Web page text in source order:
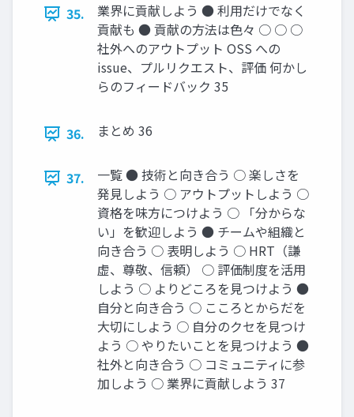
35.
業界に貢献しよう ● 利用だけでなく
貢献も ● 貢献の方法は色々 ○ ○ ○
社外へのアウトプット OSS への
issue、プルリクエスト、評価 何かし
らのフィードバック 35
36. まとめ 36
37.
一覧 ● 技術と向き合う ○ 楽しさを
発見しよう ○ アウトプットしよう ○
資格を味方につけよう ○ 「分からな
い」を歓迎しよう ● チームや組織と
向き合う ○ 表明しよう ○ HRT（謙
虚、尊敬、信頼） ○ 評価制度を活用
しよう ○ よりどころを見つけよう ●
自分と向き合う ○ こころとからだを
大切にしよう ○ 自分のクセを見つけ
よう ○ やりたいことを見つけよう ●
社外と向き合う ○ コミュニティに参
加しよう ○ 業界に貢献しよう 37